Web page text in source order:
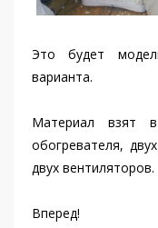
Это будет
варианта.
Материал взят
обогревателя,
двух вентиляторов.
Вперед!